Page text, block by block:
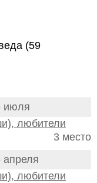
(59
июля
любители
3 место
апреля
любители